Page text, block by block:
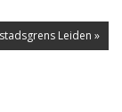
Leiden »